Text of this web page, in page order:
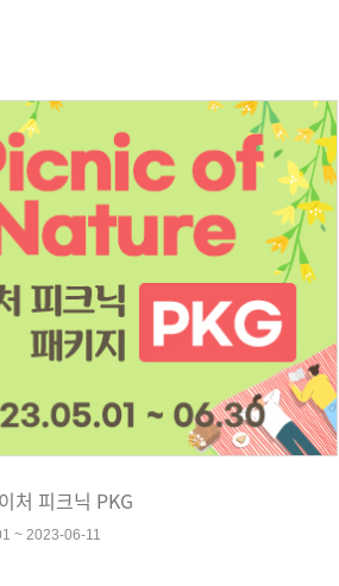
처 피크닉 PKG
~ 2023-06-11